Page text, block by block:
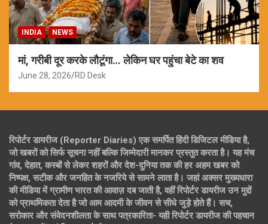
INDIA NEWS
मां, गरीबी दूर करके लौटूंगा… लेकिन घर पहुंचा बेटे का शव
June 28, 2026 RD Desk
रिपोर्टर डायरीज (Reporter Diaries) एक समर्पित हिंदी डिजिटल मीडिया है,
जो खबरों को सिर्फ सूचना नहीं बल्कि जिम्मेदारी मानकर प्रस्तुत करता है। यह मंच
गांव, देहात, कस्बों से लेकर शहरों और देश-दुनिया तक की हर अहम खबर को
निष्पक्ष, सटीक और जनहित के नजरिये से सामने लाता है। जहां अक्सर मुख्यधारा
की मीडिया में ग्रामीण भारत की आवाज़ दब जाती है, वहीं रिपोर्टर डायरीज उन मुद्दों
को प्राथमिकता देता है जो आम आदमी के जीवन से सीधे जुड़े होते हैं। सच,
सरोकार और संवेदनशीलता के साथ पत्रकारिता- यही रिपोर्टर डायरीज की पहचान